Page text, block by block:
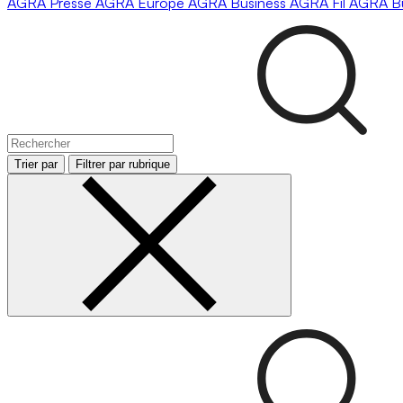
Trier par Filtrer par rubrique